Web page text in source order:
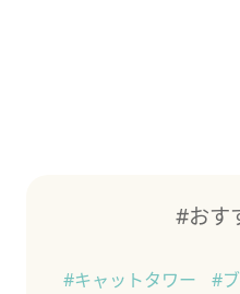
#おす
#キャットタワー
#